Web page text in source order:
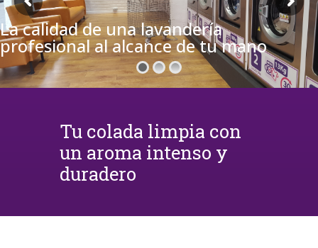
La calidad de una lavandería
profesional al alcance de tu mano
Tu colada limpia con
un aroma intenso y
duradero